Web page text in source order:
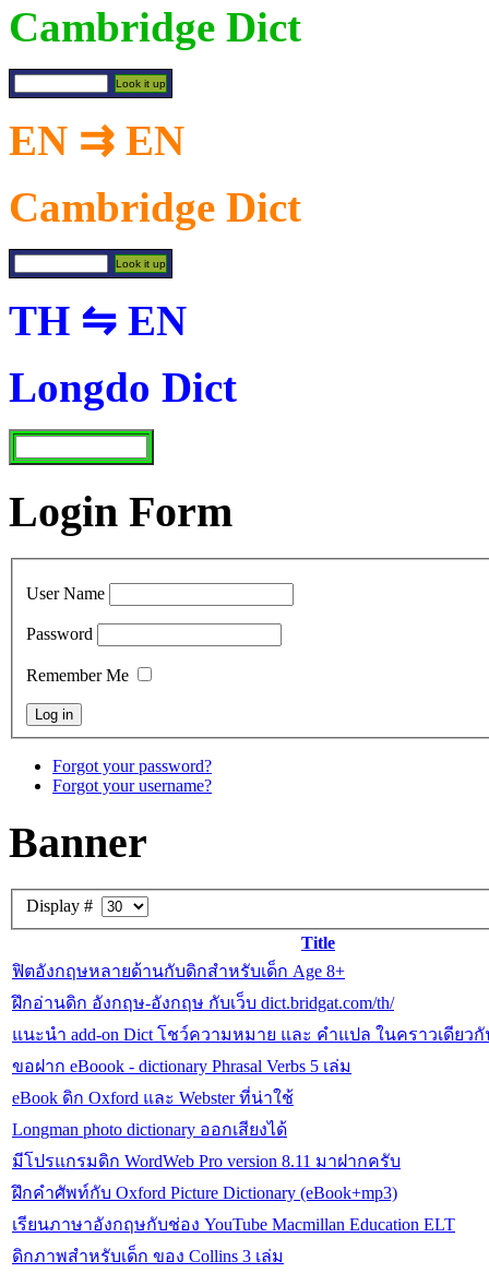
Cambridge Dict
EN ⇉ EN
Cambridge Dict
TH ⇋ EN
Longdo Dict
Login Form
User Name
Password
Remember Me
Forgot your password?
Forgot your username?
Banner
Display #
Title
ฟิตอังกฤษหลายด้านกับดิกสำหรับเด็ก Age 8+
ฝึกอ่านดิก อังกฤษ-อังกฤษ กับเว็บ dict.bridgat.com/th/
แนะนำ add-on Dict โชว์ความหมาย และ คำแปล ในคราวเดียว
ขอฝาก eBoook - dictionary Phrasal Verbs 5 เล่ม
eBook ดิก Oxford และ Webster ที่น่าใช้
Longman photo dictionary ออกเสียงได้
มีโปรแกรมดิก WordWeb Pro version 8.11 มาฝากครับ
ฝึกคำศัพท์กับ Oxford Picture Dictionary (eBook+mp3)
เรียนภาษาอังกฤษกับช่อง YouTube Macmillan Education ELT
ดิกภาพสำหรับเด็ก ของ Collins 3 เล่ม